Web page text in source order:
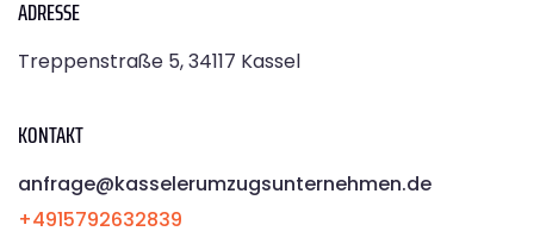
ADRESSE
Treppenstraße 5, 34117 Kassel
KONTAKT
anfrage@kasselerumzugsunternehmen.de
+4915792632839